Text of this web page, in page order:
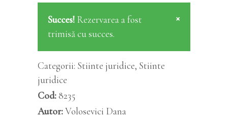
×
Succes! Rezervarea a fost
trimisă cu succes.
Categorii: Stiinte juridice, Stiinte
juridice
Cod:8235
Autor:Volosevici Dana